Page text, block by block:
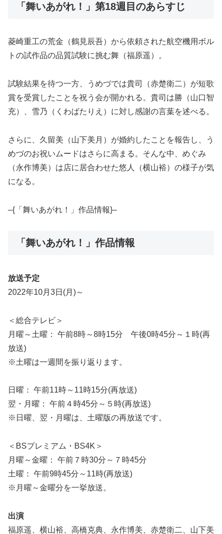
「舞いあがれ！」第18週目のあらすじ
菱崎重工の荒金（鶴見辰吾）から依頼された航空機用ボル
トの試作品の品質試験に挑む舞（福原遥）。
試験結果を待つ一方、うめづでは貴司（赤楚衛二）が短歌
賞を受賞したことを祝う会が開かれる。貴司は勝（山口智
充）、雪乃（くわばたりえ）に対し感謝の言葉を述べる。
さらに、久留美（山下美月）が婚約したことを報告し、う
めづのお祝いムードはさらに高まる。そんな中、めぐみ
（永作博美）は店に居合わせた悠人（横山裕）の様子が気
になる。
–{「舞いあがれ！」作品情報}–
「舞いあがれ！」作品情報
放送予定
2022年10月3日(月)～
＜総合テレビ＞
月曜～土曜： 午前8時～8時15分 午後0時45分～１時(再
放送)
※土曜は一週間を振り返ります。
日曜： 午前11時～11時15分(再放送)
翌・月曜： 午前４時45分～５時(再放送)
※日曜、翌・月曜は、土曜版の再放送です。
＜BSプレミアム・BS4K＞
月曜～金曜： 午前７時30分～７時45分
土曜： 午前9時45分～11時(再放送)
※月曜～金曜分を一挙放送。
出演
福原遥、横山裕、高橋克典、永作博美、赤楚衛二、山下美